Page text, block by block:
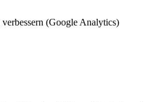
(Google Analytics)